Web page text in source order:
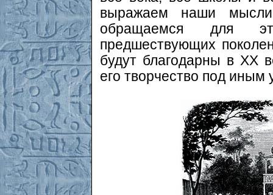
выражаем наши
обращаемся для
предшествующих
будут благодарны в ХХ
его творчество под иным